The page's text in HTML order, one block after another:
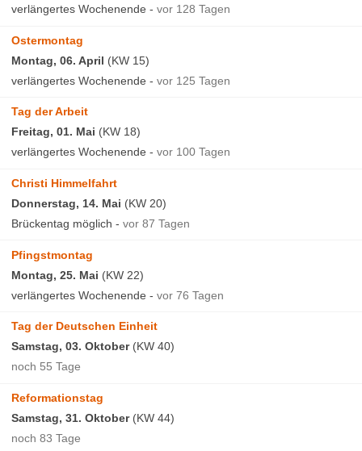
verlängertes Wochenende -vor 128 Tagen
Ostermontag
Montag, 06. April (KW 15)
verlängertes Wochenende -vor 125 Tagen
Tag der Arbeit
Freitag, 01. Mai (KW 18)
verlängertes Wochenende -vor 100 Tagen
Christi Himmelfahrt
Donnerstag, 14. Mai (KW 20)
Brückentag möglich -vor 87 Tagen
Pfingstmontag
Montag, 25. Mai (KW 22)
verlängertes Wochenende -vor 76 Tagen
Tag der Deutschen Einheit
Samstag, 03. Oktober(KW 40)
noch 55 Tage
Reformationstag
Samstag, 31. Oktober(KW 44)
noch 83 Tage